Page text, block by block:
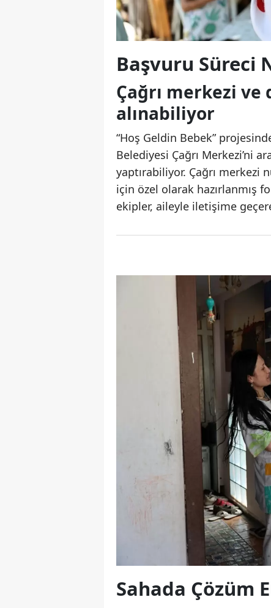
Başvuru Süreci
Çağrı merkezi
alınabiliyor
“Hoş Geldin Bebek”
Belediyesi Çağrı Merkezi’ni
yaptırabiliyor. Çağrı merkezi
için özel olarak hazırlanmış
ekipler, aileyle iletişime
Sahada Çözüm